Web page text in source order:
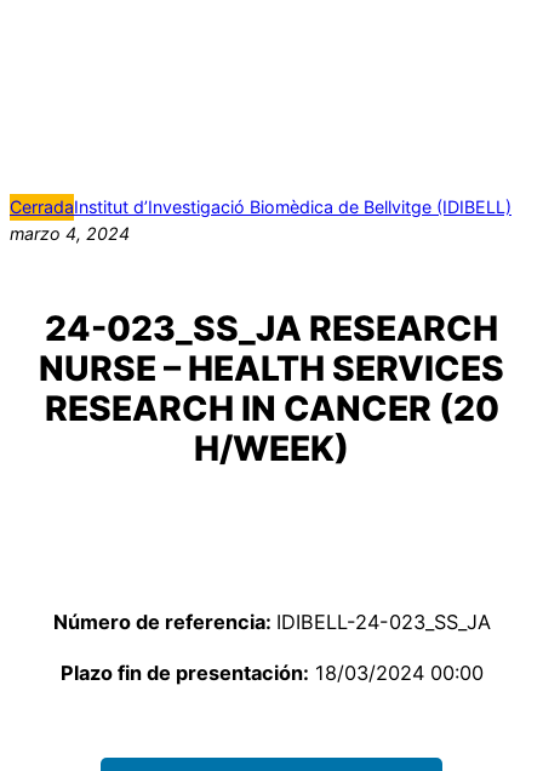
CerradaInstitut d’Investigació Biomèdica de Bellvitge (IDIBELL)
marzo 4, 2024
24-023_SS_JA RESEARCH
NURSE – HEALTH SERVICES
RESEARCH IN CANCER (20
H/WEEK)
Número de referencia: IDIBELL-24-023_SS_JA
Plazo fin de presentación: 18/03/2024 00:00